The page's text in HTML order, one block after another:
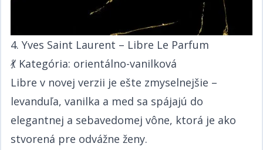
4. Yves Saint Laurent – Libre Le Parfum​​​​‌ ‍ ​‍​‍‌‍ ‌ ​‍‌‍‍‌‌‍‌ ‌‍‍‌‌‍ ‍​‍​‍​ ‍‍​‍​‍‌ ​ ‌‍​‌‌‍ ‍‌‍‍‌‌ ‌​‌ ‍‌​‍ ‍‌‍‍‌‌‍ ​‍​‍​‍ ​​‍​‍‌‍‍​‌ ​‍‌‍‌‌‌‍‌‍​‍​‍​ ‍‍​‍​‍‌‍‍​‌ ‌​‌ ‌​‌ ​​​ ‍‍​‍ ​‍ ‌‍ ​‌‍ ‌‍​ ‌‍​‌‌‍ ​‌‍‍​‌‍ ‌ ​ ‌ ‌​​ ‍‍​ ​ ​ ​​​ ​​​ ​​​‍ ‌ ​ ‌ ‌​‌ ‌‌‌‍‌​‌‍‍‌‌‍ ​‍ ‌‍‍‌‌‍ ‍‌ ‌​‌‍‌‌‌‍ ‍‌ ‌​​‍ ‌‍‌‌‌‍‌​‌‍‍‌‌ ‌​​‍ ‌‍ ‌‌‍ ‌‍‌​‌‍‌‌​ ‌‌ ​​‌ ​‍‌‍‌‌‌ ​ ‌‍‌‌‌‍ ‍‌ ‌​‌‍​‌‌ ‌​‌‍‍‌‌‍ ‌‍ ‍​ ‍ ‌‍‍‌‌‍‌​​ ‌‌ ​​‌‍ ‌ ​ ‌ ‌​​‍ ‌​ ​‍​ ​‍​ ​‍​ ​‍​ ‍‌​ ‍‌​ ‍‌​ ‍ ‌ ‌​‌ ‍‌‌ ​​‌‍‌‌​ ‌‌ ​​‌‍ ‌ ​ ‌ ‌​​ ‍ ‌ ​​‌‍​‌‌ ‌​‌‍‍​​ ‌‌‍​ ‌‍ ‌‍ ‍‌ ‌​‌‍‌‌‌‍ ‍‌ ‌​​‍‌‌​ ‌‌‌​​‍‌‌ ‌‍‍ ‌‍‌‌‌ ‍‌​‍‌‌​ ​ ‌​‌​​‍‌‌​ ​ ‌​‌​​‍‌‌​ ​‍​ ​‍​ ​ ​ ‍​​ ‌ ​ ​ ​ ‍‌​ ​‌​ ​ ​ ​ ​ ‌ ‌‍‌‍​ ‌‍​ ​​​‍‌‌​ ​‍​ ​‍​‍‌‌​ ‌‌‌​‌​​‍ ‍‌‍​ ‌‍‍​‌‍‍‌‌‍ ​‌‍‌​‌ ​‍‌‍‌‌‌‍ ‍​‍‌‌​ ‌‌‌​​‍‌‌ ‌‍‍ ‌‍‌‌‌ ‍‌​‍‌‌​ ​ ‌​‌​​‍‌‌​ ​ ‌​‌​​‍‌‌​ ​‍​ ​‍​ ​ ​ ‍​​ ‌ ​ ​ ​ ‍‌​ ​‌​ ​ ​ ​ ​ ‌ ‌‍‌‍​ ‌‍​ ​​​ ​​​‍‌‌​ ​‍​ ​‍​‍‌‌​ ‌‌‌​‌​​‍ ‍‌ ‌​‌‍‌‌‌ ‍​‌ ‌​​ ‌‍​‍‌‍​‌‌ ​ ‌‍‌‌‌‌‌‌‌ ​‍‌‍ ​​ ‌‌‍‍​‌ ‌​‌ ‌​‌ ​​​‍‌‌​ ​ ‌​​‌​‍‌‌​ ​‍‌​‌‍​‍‌‌​ ​‍‌​‌‍‌‍ ​‌‍ ‌‍​ ‌‍​‌‌‍ ​‌‍‍​‌‍ ‌ ​ ‌ ‌​​‍‌‌​ ​ ‌​​‌​ ​ ​ ​​​ ​​​ ​​​‍‌‌​ ​‍‌​‌‍‌ ​ ‌ ‌​‌ ‌‌‌‍‌​‌‍‍‌‌‍ ​‍‌‍‌‍‍‌‌‍‌​​ ‌‌ ​​‌‍ ‌ ​ ‌ ‌​​‍ ‌​ ​‍​ ​‍​ ​‍​ ​‍​ ‍‌​ ‍‌​ ‍‌​‍‌‍‌ ‌​‌ ‍‌‌ ​​‌‍‌‌​ ‌‌ ​​‌‍ ‌ ​ ‌ ‌​​‍‌‍‌ ​​‌‍​‌‌ ‌​‌‍‍​​ ‌‌‍​ ‌‍ ‌‍ ‍‌ ‌​‌‍‌‌‌‍ ‍‌ ‌​​‍‌‌​ ‌‌‌​​‍‌‌ ‌‍‍ ‌‍‌‌‌ ‍‌​‍‌‌​ ​ ‌​‌​​‍‌‌​ ​ ‌​‌​​‍‌‌​ ​‍​ ​‍​ ​ ​ ‍​​ ‌ ​ ​ ​ ‍‌​ ​‌​ ​ ​ ​ ​ ‌ ‌‍‌‍​ ‌‍​ ​​​‍‌‌​ ​‍​ ​‍​‍‌‌​ ‌‌‌​‌​​‍ ‍‌‍​ ‌‍‍​‌‍‍‌‌‍ ​‌‍‌​‌ ​‍‌‍‌‌‌‍ ‍​‍‌‌​ ‌‌‌​​‍‌‌ ‌‍‍ ‌‍‌‌‌ ‍‌​‍‌‌​ ​ ‌​‌​​‍‌‌​ ​ ‌​‌​​‍‌‌​ ​‍​ ​‍​ ​ ​ ‍​​ ‌ ​ ​ ​ ‍‌​ ​‌​ ​ ​ ​ ​ ‌ ‌‍‌‍​ ‌‍​ ​​​ ​​​‍‌‌​ ​‍​ ​‍​‍‌‌​ ‌‌‌​‌​​‍ ‍‌ ‌​‌‍‌‌‌ ‍​‌ ‌​​‍‌‍‌ ​​‌‍‌‌‌ ​‍‌ ​ ‌ ​​‌‍‌‌‌‍​ ‌ ‌​‌‍‍‌‌ ‌‍‌‍‌‌​ ‌‌ ​​‌ ‌‌‌‍​‍‌‍ ​‌‍‍‌‌ ​ ‌‍‍​‌‍‌‌‌‍‌​​‍​‍‌ ‌
💃 ​​​​‌ ‍ ​‍​‍‌‍ ‌ ​‍‌‍‍‌‌‍‌ ‌‍‍‌‌‍ ‍​‍​‍​ ‍‍​‍​‍‌ ​ ‌‍​‌‌‍ ‍‌‍‍‌‌ ‌​‌ ‍‌​‍ ‍‌‍‍‌‌‍ ​‍​‍​‍ ​​‍​‍‌‍‍​‌ ​‍‌‍‌‌‌‍‌‍​‍​‍​ ‍‍​‍​‍‌‍‍​‌ ‌​‌ ‌​‌ ​​​ ‍‍​‍ ​‍ ‌‍ ​‌‍ ‌‍​ ‌‍​‌‌‍ ​‌‍‍​‌‍ ‌ ​ ‌ ‌​​ ‍‍​ ​ ​ ​​​ ​​​ ​​​‍ ‌ ​ ‌ ‌​‌ ‌‌‌‍‌​‌‍‍‌‌‍ ​‍ ‌‍‍‌‌‍ ‍‌ ‌​‌‍‌‌‌‍ ‍‌ ‌​​‍ ‌‍‌‌‌‍‌​‌‍‍‌‌ ‌​​‍ ‌‍ ‌‌‍ ‌‍‌​‌‍‌‌​ ‌‌ ​​‌ ​‍‌‍‌‌‌ ​ ‌‍‌‌‌‍ ‍‌ ‌​‌‍​‌‌ ‌​‌‍‍‌‌‍ ‌‍ ‍​ ‍ ‌‍‍‌‌‍‌​​ ‌‌ ​​‌‍ ‌ ​ ‌ ‌​​‍ ‌​ ​‍​ ​‍​ ​‍​ ​‍​ ‍‌​ ‍‌​ ‍‌​ ‍ ‌ ‌​‌ ‍‌‌ ​​‌‍‌‌​ ‌‌ ​​‌‍ ‌ ​ ‌ ‌​​ ‍ ‌ ​​‌‍​‌‌ ‌​‌‍‍​​ ‌‌‍​ ‌‍ ‌‍ ‍‌ ‌​‌‍‌‌‌‍ ‍‌ ‌​​‍‌‌​ ‌‌‌​​‍‌‌ ‌‍‍ ‌‍‌‌‌ ‍‌​‍‌‌​ ​ ‌​‌​​‍‌‌​ ​ ‌​‌​​‍‌‌​ ​‍​ ​‍‌‍​‌‌‍‌​‌‍‌‍‌‍‌‌​ ‍​​ ‌​‌‍​ ​ ​‌‌‍‌​​ ‌‌‌‍​ ​ ​‍​‍‌‌​ ​‍​ ​‍​‍‌‌​ ‌‌‌​‌​​‍ ‍‌‍​ ‌‍‍​‌‍‍‌‌‍ ​‌‍‌​‌ ​‍‌‍‌‌‌‍ ‍​‍‌‌​ ‌‌‌​​‍‌‌ ‌‍‍ ‌‍‌‌‌ ‍‌​‍‌‌​ ​ ‌​‌​​‍‌‌​ ​ ‌​‌​​‍‌‌​ ​‍​ ​‍‌‍​‌‌‍‌​‌‍‌‍‌‍‌‌​ ‍​​ ‌​‌‍​ ​ ​‌‌‍‌​​ ‌‌‌‍​ ​ ​‍​ ​​​‍‌‌​ ​‍​ ​‍​‍‌‌​ ‌‌‌​‌​​‍ ‍‌ ‌​‌‍‌‌‌ ‍​‌ ‌​​ ‌‍​‍‌‍​‌‌ ​ ‌‍‌‌‌‌‌‌‌ ​‍‌‍ ​​ ‌‌‍‍​‌ ‌​‌ ‌​‌ ​​​‍‌‌​ ​ ‌​​‌​‍‌‌​ ​‍‌​‌‍​‍‌‌​ ​‍‌​‌‍‌‍ ​‌‍ ‌‍​ ‌‍​‌‌‍ ​‌‍‍​‌‍ ‌ ​ ‌ ‌​​‍‌‌​ ​ ‌​​‌​ ​ ​ ​​​ ​​​ ​​​‍‌‌​ ​‍‌​‌‍‌ ​ ‌ ‌​‌ ‌‌‌‍‌​‌‍‍‌‌‍ ​‍‌‍‌‍‍‌‌‍‌​​ ‌‌ ​​‌‍ ‌ ​ ‌ ‌​​‍ ‌​ ​‍​ ​‍​ ​‍​ ​‍​ ‍‌​ ‍‌​ ‍‌​‍‌‍‌ ‌​‌ ‍‌‌ ​​‌‍‌‌​ ‌‌ ​​‌‍ ‌ ​ ‌ ‌​​‍‌‍‌ ​​‌‍​‌‌ ‌​‌‍‍​​ ‌‌‍​ ‌‍ ‌‍ ‍‌ ‌​‌‍‌‌‌‍ ‍‌ ‌​​‍‌‌​ ‌‌‌​​‍‌‌ ‌‍‍ ‌‍‌‌‌ ‍‌​‍‌‌​ ​ ‌​‌​​‍‌‌​ ​ ‌​‌​​‍‌‌​ ​‍​ ​‍‌‍​‌‌‍‌​‌‍‌‍‌‍‌‌​ ‍​​ ‌​‌‍​ ​ ​‌‌‍‌​​ ‌‌‌‍​ ​ ​‍​‍‌‌​ ​‍​ ​‍​‍‌‌​ ‌‌‌​‌​​‍ ‍‌‍​ ‌‍‍​‌‍‍‌‌‍ ​‌‍‌​‌ ​‍‌‍‌‌‌‍ ‍​‍‌‌​ ‌‌‌​​‍‌‌ ‌‍‍ ‌‍‌‌‌ ‍‌​‍‌‌​ ​ ‌​‌​​‍‌‌​ ​ ‌​‌​​‍‌‌​ ​‍​ ​‍‌‍​‌‌‍‌​‌‍‌‍‌‍‌‌​ ‍​​ ‌​‌‍​ ​ ​‌‌‍‌​​ ‌‌‌‍​ ​ ​‍​ ​​​‍‌‌​ ​‍​ ​‍​‍‌‌​ ‌‌‌​‌​​‍ ‍‌ ‌​‌‍‌‌‌ ‍​‌ ‌​​‍‌‍‌ ​​‌‍‌‌‌ ​‍‌ ​ ‌ ​​‌‍‌‌‌‍​ ‌ ‌​‌‍‍‌‌ ‌‍‌‍‌‌​ ‌‌ ​​‌ ‌‌‌‍​‍‌‍ ​‌‍‍‌‌ ​ ‌‍‍​‌‍‌‌‌‍‌​​‍​‍‌ ‌ Kategória: orientálno-vanilková​​​​‌ ‍ ​‍​‍‌‍ ‌ ​‍‌‍‍‌‌‍‌ ‌‍‍‌‌‍ ‍​‍​‍​ ‍‍​‍​‍‌ ​ ‌‍​‌‌‍ ‍‌‍‍‌‌ ‌​‌ ‍‌​‍ ‍‌‍‍‌‌‍ ​‍​‍​‍ ​​‍​‍‌‍‍​‌ ​‍‌‍‌‌‌‍‌‍​‍​‍​ ‍‍​‍​‍‌‍‍​‌ ‌​‌ ‌​‌ ​​​ ‍‍​‍ ​‍ ‌‍ ​‌‍ ‌‍​ ‌‍​‌‌‍ ​‌‍‍​‌‍ ‌ ​ ‌ ‌​​ ‍‍​ ​ ​ ​​​ ​​​ ​​​‍ ‌ ​ ‌ ‌​‌ ‌‌‌‍‌​‌‍‍‌‌‍ ​‍ ‌‍‍‌‌‍ ‍‌ ‌​‌‍‌‌‌‍ ‍‌ ‌​​‍ ‌‍‌‌‌‍‌​‌‍‍‌‌ ‌​​‍ ‌‍ ‌‌‍ ‌‍‌​‌‍‌‌​ ‌‌ ​​‌ ​‍‌‍‌‌‌ ​ ‌‍‌‌‌‍ ‍‌ ‌​‌‍​‌‌ ‌​‌‍‍‌‌‍ ‌‍ ‍​ ‍ ‌‍‍‌‌‍‌​​ ‌‌ ​​‌‍ ‌ ​ ‌ ‌​​‍ ‌​ ​‍​ ​‍​ ​‍​ ​‍​ ‍‌​ ‍‌​ ‍‌​ ‍ ‌ ‌​‌ ‍‌‌ ​​‌‍‌‌​ ‌‌ ​​‌‍ ‌ ​ ‌ ‌​​ ‍ ‌ ​​‌‍​‌‌ ‌​‌‍‍​​ ‌‌‍​ ‌‍ ‌‍ ‍‌ ‌​‌‍‌‌‌‍ ‍‌ ‌​​‍‌‌​ ‌‌‌​​‍‌‌ ‌‍‍ ‌‍‌‌‌ ‍‌​‍‌‌​ ​ ‌​‌​​‍‌‌​ ​ ‌​‌​​‍‌‌​ ​‍​ ​‍‌‍​‌‌‍‌​‌‍‌‍‌‍‌‌​ ‍​​ ‌​‌‍​ ​ ​‌‌‍‌​​ ‌‌‌‍​ ​ ​‍​‍‌‌​ ​‍​ ​‍​‍‌‌​ ‌‌‌​‌​​‍ ‍‌‍​ ‌‍‍​‌‍‍‌‌‍ ​‌‍‌​‌ ​‍‌‍‌‌‌‍ ‍​‍‌‌​ ‌‌‌​​‍‌‌ ‌‍‍ ‌‍‌‌‌ ‍‌​‍‌‌​ ​ ‌​‌​​‍‌‌​ ​ ‌​‌​​‍‌‌​ ​‍​ ​‍‌‍​‌‌‍‌​‌‍‌‍‌‍‌‌​ ‍​​ ‌​‌‍​ ​ ​‌‌‍‌​​ ‌‌‌‍​ ​ ​‍​ ​‌​‍‌‌​ ​‍​ ​‍​‍‌‌​ ‌‌‌​‌​​‍ ‍‌ ‌​‌‍‌‌‌ ‍​‌ ‌​​ ‌‍​‍‌‍​‌‌ ​ ‌‍‌‌‌‌‌‌‌ ​‍‌‍ ​​ ‌‌‍‍​‌ ‌​‌ ‌​‌ ​​​‍‌‌​ ​ ‌​​‌​‍‌‌​ ​‍‌​‌‍​‍‌‌​ ​‍‌​‌‍‌‍ ​‌‍ ‌‍​ ‌‍​‌‌‍ ​‌‍‍​‌‍ ‌ ​ ‌ ‌​​‍‌‌​ ​ ‌​​‌​ ​ ​ ​​​ ​​​ ​​​‍‌‌​ ​‍‌​‌‍‌ ​ ‌ ‌​‌ ‌‌‌‍‌​‌‍‍‌‌‍ ​‍‌‍‌‍‍‌‌‍‌​​ ‌‌ ​​‌‍ ‌ ​ ‌ ‌​​‍ ‌​ ​‍​ ​‍​ ​‍​ ​‍​ ‍‌​ ‍‌​ ‍‌​‍‌‍‌ ‌​‌ ‍‌‌ ​​‌‍‌‌​ ‌‌ ​​‌‍ ‌ ​ ‌ ‌​​‍‌‍‌ ​​‌‍​‌‌ ‌​‌‍‍​​ ‌‌‍​ ‌‍ ‌‍ ‍‌ ‌​‌‍‌‌‌‍ ‍‌ ‌​​‍‌‌​ ‌‌‌​​‍‌‌ ‌‍‍ ‌‍‌‌‌ ‍‌​‍‌‌​ ​ ‌​‌​​‍‌‌​ ​ ‌​‌​​‍‌‌​ ​‍​ ​‍‌‍​‌‌‍‌​‌‍‌‍‌‍‌‌​ ‍​​ ‌​‌‍​ ​ ​‌‌‍‌​​ ‌‌‌‍​ ​ ​‍​‍‌‌​ ​‍​ ​‍​‍‌‌​ ‌‌‌​‌​​‍ ‍‌‍​ ‌‍‍​‌‍‍‌‌‍ ​‌‍‌​‌ ​‍‌‍‌‌‌‍ ‍​‍‌‌​ ‌‌‌​​‍‌‌ ‌‍‍ ‌‍‌‌‌ ‍‌​‍‌‌​ ​ ‌​‌​​‍‌‌​ ​ ‌​‌​​‍‌‌​ ​‍​ ​‍‌‍​‌‌‍‌​‌‍‌‍‌‍‌‌​ ‍​​ ‌​‌‍​ ​ ​‌‌‍‌​​ ‌‌‌‍​ ​ ​‍​ ​‌​‍‌‌​ ​‍​ ​‍​‍‌‌​ ‌‌‌​‌​​‍ ‍‌ ‌​‌‍‌‌‌ ‍​‌ ‌​​‍‌‍‌ ​​‌‍‌‌‌ ​‍‌ ​ ‌ ​​‌‍‌‌‌‍​ ‌ ‌​‌‍‍‌‌ ‌‍‌‍‌‌​ ‌‌ ​​‌ ‌‌‌‍​‍‌‍ ​‌‍‍‌‌ ​ ‌‍‍​‌‍‌‌‌‍‌​​‍​‍‌ ‌
Libre v novej verzii je ešte zmyselnejšie –
levanduľa, vanilka a med sa spájajú do
elegantnej a sebavedomej vône, ktorá je ako
stvorená pre odvážne ženy.​​​​‌ ‍ ​‍​‍‌‍ ‌ ​‍‌‍‍‌‌‍‌ ‌‍‍‌‌‍ ‍​‍​‍​ ‍‍​‍​‍‌ ​ ‌‍​‌‌‍ ‍‌‍‍‌‌ ‌​‌ ‍‌​‍ ‍‌‍‍‌‌‍ ​‍​‍​‍ ​​‍​‍‌‍‍​‌ ​‍‌‍‌‌‌‍‌‍​‍​‍​ ‍‍​‍​‍‌‍‍​‌ ‌​‌ ‌​‌ ​​​ ‍‍​‍ ​‍ ‌‍ ​‌‍ ‌‍​ ‌‍​‌‌‍ ​‌‍‍​‌‍ ‌ ​ ‌ ‌​​ ‍‍​ ​ ​ ​​​ ​​​ ​​​‍ ‌ ​ ‌ ‌​‌ ‌‌‌‍‌​‌‍‍‌‌‍ ​‍ ‌‍‍‌‌‍ ‍‌ ‌​‌‍‌‌‌‍ ‍‌ ‌​​‍ ‌‍‌‌‌‍‌​‌‍‍‌‌ ‌​​‍ ‌‍ ‌‌‍ ‌‍‌​‌‍‌‌​ ‌‌ ​​‌ ​‍‌‍‌‌‌ ​ ‌‍‌‌‌‍ ‍‌ ‌​‌‍​‌‌ ‌​‌‍‍‌‌‍ ‌‍ ‍​ ‍ ‌‍‍‌‌‍‌​​ ‌‌ ​​‌‍ ‌ ​ ‌ ‌​​‍ ‌​ ​‍​ ​‍​ ​‍​ ​‍​ ‍‌​ ‍‌​ ‍‌​ ‍ ‌ ‌​‌ ‍‌‌ ​​‌‍‌‌​ ‌‌ ​​‌‍ ‌ ​ ‌ ‌​​ ‍ ‌ ​​‌‍​‌‌ ‌​‌‍‍​​ ‌‌‍​ ‌‍ ‌‍ ‍‌ ‌​‌‍‌‌‌‍ ‍‌ ‌​​‍‌‌​ ‌‌‌​​‍‌‌ ‌‍‍ ‌‍‌‌‌ ‍‌​‍‌‌​ ​ ‌​‌​​‍‌‌​ ​ ‌​‌​​‍‌‌​ ​‍​ ​‍​ ‍‌‌‍‌​​ ‌‌‌‍​ ‌‍​ ‌‍‌​​ ‌‌‌‍​ ‌‍‌​​ ‌ ​ ‌​​ ​‌​‍‌‌​ ​‍​ ​‍​‍‌‌​ ‌‌‌​‌​​‍ ‍‌‍​ ‌‍‍​‌‍‍‌‌‍ ​‌‍‌​‌ ​‍‌‍‌‌‌‍ ‍​‍‌‌​ ‌‌‌​​‍‌‌ ‌‍‍ ‌‍‌‌‌ ‍‌​‍‌‌​ ​ ‌​‌​​‍‌‌​ ​ ‌​‌​​‍‌‌​ ​‍​ ​‍​ ‍‌‌‍‌​​ ‌‌‌‍​ ‌‍​ ‌‍‌​​ ‌‌‌‍​ ‌‍‌​​ ‌ ​ ‌​​ ​‌​ ​​​‍‌‌​ ​‍​ ​‍​‍‌‌​ ‌‌‌​‌​​‍ ‍‌ ‌​‌‍‌‌‌ ‍​‌ ‌​​ ‌‍​‍‌‍​‌‌ ​ ‌‍‌‌‌‌‌‌‌ ​‍‌‍ ​​ ‌‌‍‍​‌ ‌​‌ ‌​‌ ​​​‍‌‌​ ​ ‌​​‌​‍‌‌​ ​‍‌​‌‍​‍‌‌​ ​‍‌​‌‍‌‍ ​‌‍ ‌‍​ ‌‍​‌‌‍ ​‌‍‍​‌‍ ‌ ​ ‌ ‌​​‍‌‌​ ​ ‌​​‌​ ​ ​ ​​​ ​​​ ​​​‍‌‌​ ​‍‌​‌‍‌ ​ ‌ ‌​‌ ‌‌‌‍‌​‌‍‍‌‌‍ ​‍‌‍‌‍‍‌‌‍‌​​ ‌‌ ​​‌‍ ‌ ​ ‌ ‌​​‍ ‌​ ​‍​ ​‍​ ​‍​ ​‍​ ‍‌​ ‍‌​ ‍‌​‍‌‍‌ ‌​‌ ‍‌‌ ​​‌‍‌‌​ ‌‌ ​​‌‍ ‌ ​ ‌ ‌​​‍‌‍‌ ​​‌‍​‌‌ ‌​‌‍‍​​ ‌‌‍​ ‌‍ ‌‍ ‍‌ ‌​‌‍‌‌‌‍ ‍‌ ‌​​‍‌‌​ ‌‌‌​​‍‌‌ ‌‍‍ ‌‍‌‌‌ ‍‌​‍‌‌​ ​ ‌​‌​​‍‌‌​ ​ ‌​‌​​‍‌‌​ ​‍​ ​‍​ ‍‌‌‍‌​​ ‌‌‌‍​ ‌‍​ ‌‍‌​​ ‌‌‌‍​ ‌‍‌​​ ‌ ​ ‌​​ ​‌​‍‌‌​ ​‍​ ​‍​‍‌‌​ ‌‌‌​‌​​‍ ‍‌‍​ ‌‍‍​‌‍‍‌‌‍ ​‌‍‌​‌ ​‍‌‍‌‌‌‍ ‍​‍‌‌​ ‌‌‌​​‍‌‌ ‌‍‍ ‌‍‌‌‌ ‍‌​‍‌‌​ ​ ‌​‌​​‍‌‌​ ​ ‌​‌​​‍‌‌​ ​‍​ ​‍​ ‍‌‌‍‌​​ ‌‌‌‍​ ‌‍​ ‌‍‌​​ ‌‌‌‍​ ‌‍‌​​ ‌ ​ ‌​​ ​‌​ ​​​‍‌‌​ ​‍​ ​‍​‍‌‌​ ‌‌‌​‌​​‍ ‍‌ ‌​‌‍‌‌‌ ‍​‌ ‌​​‍‌‍‌ ​​‌‍‌‌‌ ​‍‌ ​ ‌ ​​‌‍‌‌‌‍​ ‌ ‌​‌‍‍‌‌ ‌‍‌‍‌‌​ ‌‌ ​​‌ ‌‌‌‍​‍‌‍ ​‌‍‍‌‌ ​ ‌‍‍​‌‍‌‌‌‍‌​​‍​‍‌ ‌